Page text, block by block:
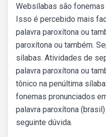
Websílabas são
Isso é percebido mais
palavra paroxítona ou
paroxítona ou também.
sílabas. Atividades de
palavra paroxítona ou
tônico na penúltima
fonemas pronunciados
palavra paroxítona
seguinte dúvida.